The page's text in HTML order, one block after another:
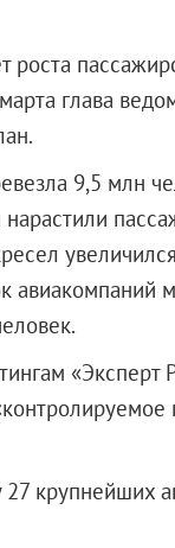
роста
глава
9,5 млн
авиакомпаний
«Эксперт
крупнейших